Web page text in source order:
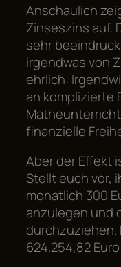
Anschaulich
Zinseszins auf.
sehr
irgendwas von
ehrlich:
an komplizierte
finanzielle
Aber der Effekt
Stellt euch vor,
monatlich 300
anzulegen und
durchzuziehen.
624.254,82